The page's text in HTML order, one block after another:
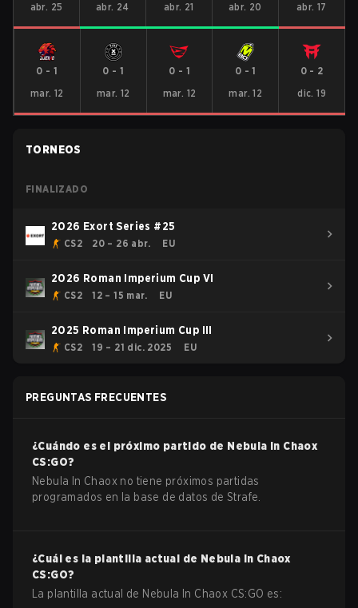
abr. 25
abr. 24
abr. 21
abr. 20
abr. 17
0 - 1
mar. 12
0 - 1
mar. 12
0 - 1
mar. 12
0 -1
mar. 12
0- 2
dic. 19
TORNEOS
FINALIZADO
2026 Exort Series #25
CS2 20 – 26 abr. EU
2026 Roman Imperium Cup VI
CS2 12 – 15 mar. EU
2025 Roman Imperium Cup III
CS2 19 – 21 dic. 2025 EU
PREGUNTAS FRECUENTES
¿Cuándo es el próximo partido de Nebula In Chaox
CS:GO?
Nebula In Chaox no tiene próximos partidas
programados en la base de datos de Strafe.
¿Cuál es la plantilla actual de Nebula In Chaox
CS:GO?
La plantilla actual de Nebula In Chaox CS:GO es: